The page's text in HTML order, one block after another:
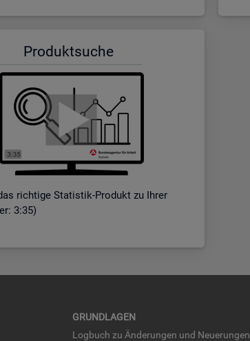
Pro­dukt­su­che
rich­ti­ge Sta­tis­tik-Pro­dukt zu Ihrer
3:35)
GRUND­LA­GEN
Log­buch zu Än­de­run­gen und Neue­run­gen